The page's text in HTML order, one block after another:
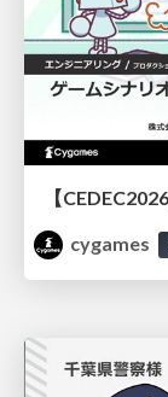
cygames